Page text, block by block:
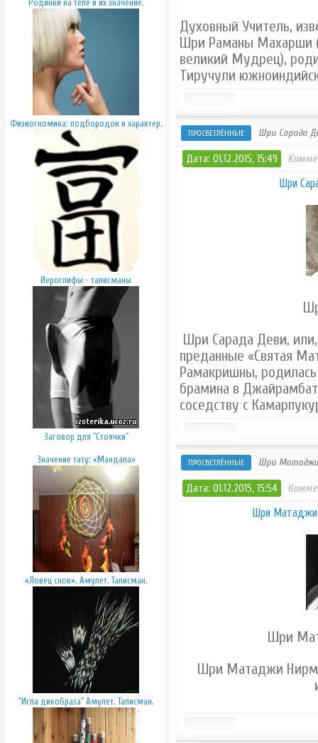
Родинки на теле и их значение.
Физиогномика: подбородок и характер.
Иероглифы - талисманы
Заговор для "Стоячки"
Значение тату: «Мандала»
«Ловец снов». Амулет. Талисман.
"Игла дикобраза" Амулет. Талисман.
Духовный Учитель,
Шpи Раманы Махаpши
великий Мудрец),
Тиручули
ПРОСВЕТЛЁННЫЕ Шри Сарада
Дата: 01.12.2015, 15:49
Шри
Шри Сарада Деви,
преданные «Святая
Рамакришны,
брамина в
соседству с
ПРОСВЕТЛЁННЫЕ Шри Матаджи
Дата: 01.12.2015, 15:54
Шри Матаджи
Шри
Шри Матаджи